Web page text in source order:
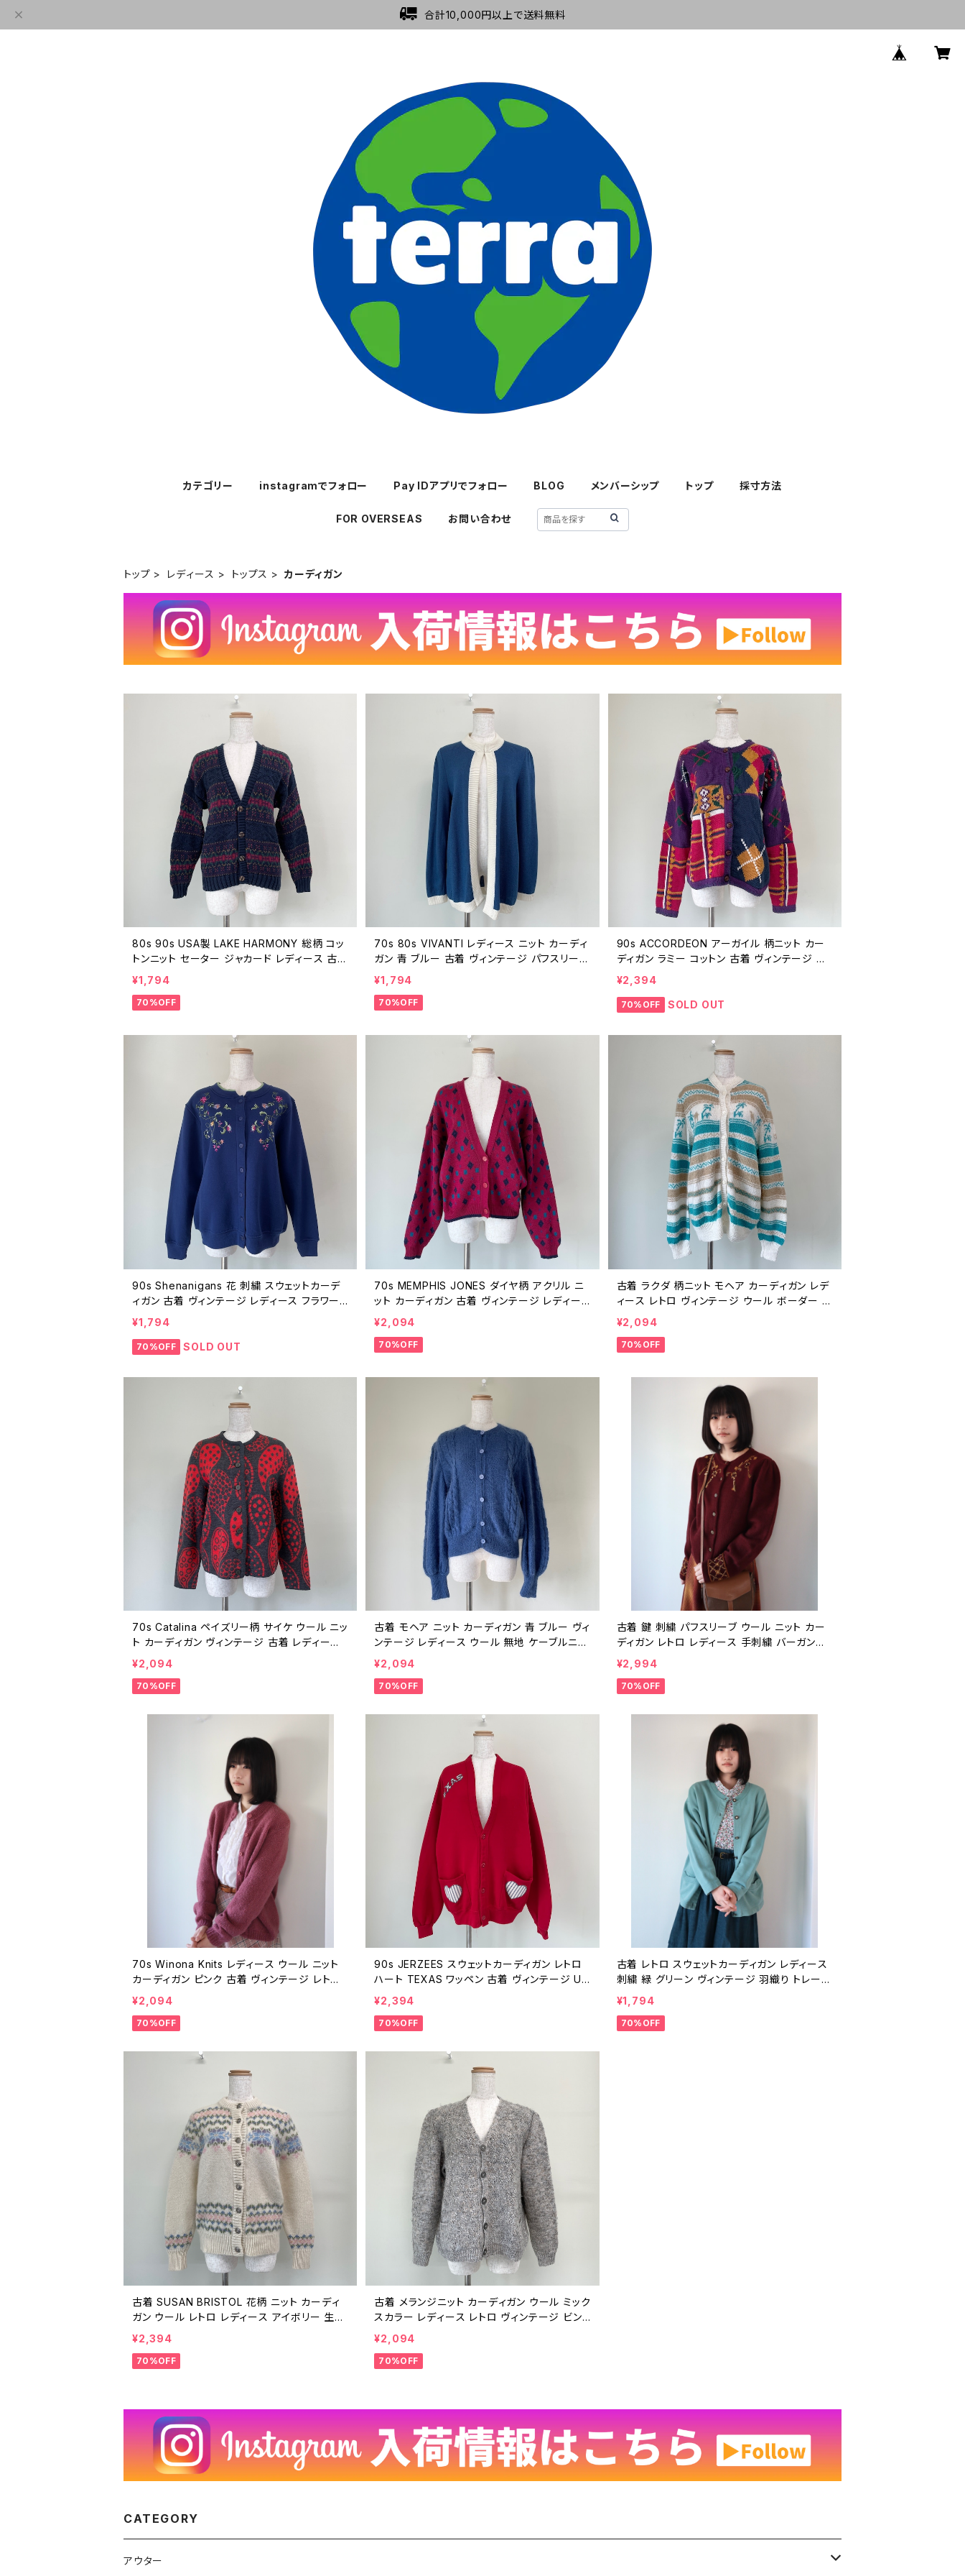
合計10,000円以上で送料無料
カテゴリー instagramでフォロー Pay IDアプリでフォロー BLOG メンバーシップ トップ 採寸方法
FOR OVERSEAS お問い合わせ
トップ レディース トップス カーディガン
80s 90s USA製 LAKE HARMONY 総柄 コッ
トンニット セーター ジャカード レディース 古着
ヴィンテージ 柄ニット ビンテージ 80年代 90
年代 紺 ネイビー 25051923
¥1,794
70%OFF
70s 80s VIVANTI レディース ニット カーディ
ガン 青 ブルー 古着 ヴィンテージ パフスリーブ
羽織り アクリル USA製 ビンテージ 70年代 8
0年代 25051922
¥1,794
70%OFF
90s ACCORDEON アーガイル 柄ニット カー
ディガン ラミー コットン 古着 ヴィンテージ レ
トロ レディース 紫 パープル 90年代 ビンテー
ジ 25050207
¥2,394
70%OFF SOLD OUT
90s Shenanigans 花 刺繍 スウェットカーデ
ィガン 古着 ヴィンテージ レディース フラワー
レトロ 紺 ネイビー ビンテージ 90年代 25042
104
¥1,794
70%OFF SOLD OUT
70s MEMPHIS JONES ダイヤ柄 アクリル ニ
ット カーディガン 古着 ヴィンテージ レディー
ス ピンク ダイア柄 ジャカード 70年代 ビンテ
ージ 25042101
¥2,094
70%OFF
古着 ラクダ 柄ニット モヘア カーディガン レデ
ィース レトロ ヴィンテージ ウール ボーダー ビ
ンテージ 25042010
¥2,094
70%OFF
70s Catalina ペイズリー柄 サイケ ウール ニッ
ト カーディガン ヴィンテージ 古着 レディース
レトロ 柄ニット グレー オレンジ 70年代 ビンテ
ージ 25042009
¥2,094
70%OFF
古着 モヘア ニット カーディガン 青 ブルー ヴィ
ンテージ レディース ウール 無地 ケーブルニッ
ト ビンテージ 25042007
¥2,094
70%OFF
古着 鍵 刺繍 パフスリーブ ウール ニット カー
ディガン レトロ レディース 手刺繍 バーガンデ
ィ ヴィンテージ 花 フラワー 25040515
¥2,994
70%OFF
70s Winona Knits レディース ウール ニット
カーディガン ピンク 古着 ヴィンテージ レトロ
70年代 春 無地 25040514
¥2,094
70%OFF
90s JERZEES スウェットカーディガン レトロ
ハート TEXAS ワッペン 古着 ヴィンテージ US
A製 赤 レッド レディース 25040513
¥2,394
70%OFF
古着 レトロ スウェットカーディガン レディース
刺繍 緑 グリーン ヴィンテージ 羽織り トレーナ
ー 25040505
¥1,794
70%OFF
古着 SUSAN BRISTOL 花柄 ニット カーディ
ガン ウール レトロ レディース アイボリー 生成
り 白 メタルボタン M ヴィンテージ ビンテージ
25031119
¥2,394
70%OFF
古着 メランジニット カーディガン ウール ミック
スカラー レディース レトロ ヴィンテージ ビン
テージ 25031118
¥2,094
70%OFF
CATEGORY
アウター